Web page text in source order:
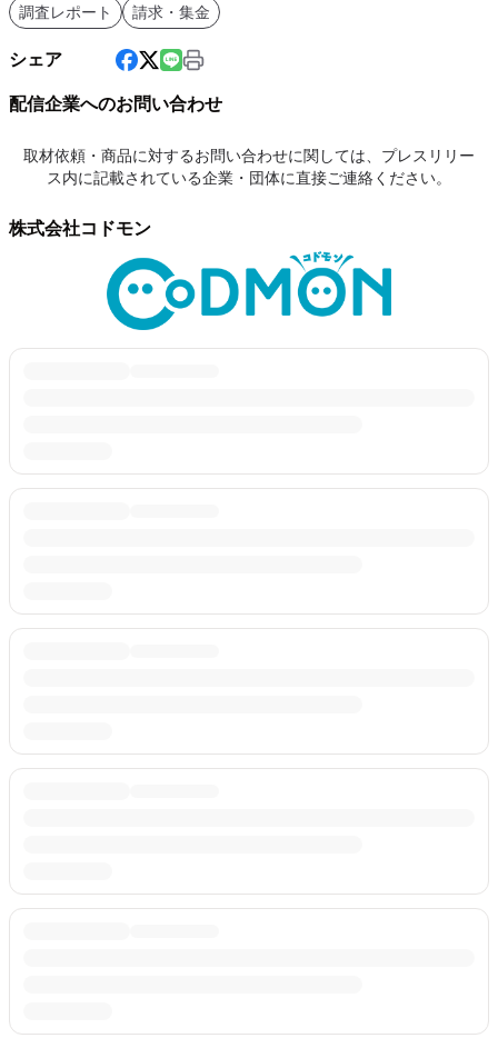
調査レポート
請求・集金
シェア
配信企業へのお問い合わせ
取材依頼・商品に対するお問い合わせに関しては、プレスリリー
ス内に記載されている企業・団体に直接ご連絡ください。
株式会社コドモン